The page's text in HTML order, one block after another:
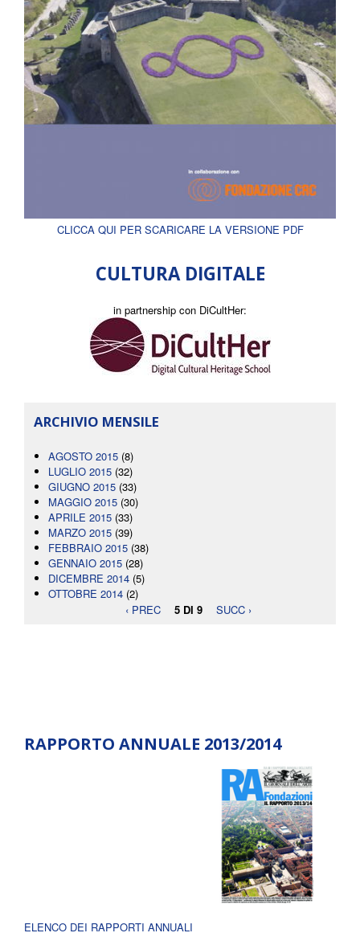
CLICCA QUI PER SCARICARE LA VERSIONE PDF
CULTURA DIGITALE
in partnership con DiCultHer:
ARCHIVIO MENSILE
AGOSTO 2015 (8)
LUGLIO 2015 (32)
GIUGNO 2015 (33)
MAGGIO 2015 (30)
APRILE 2015 (33)
MARZO 2015 (39)
FEBBRAIO 2015 (38)
GENNAIO 2015 (28)
DICEMBRE 2014 (5)
OTTOBRE 2014 (2)
‹ PREC
5 DI 9 SUCC ›
RAPPORTO ANNUALE 2013/2014
ELENCO DEI RAPPORTI ANNUALI